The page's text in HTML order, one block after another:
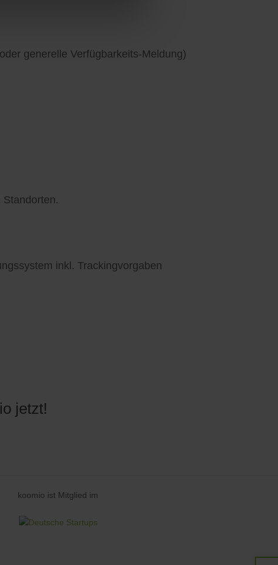
generelle Verfügbarkeits-Meldung)
inkl. Trackingvorgaben
jetzt!
koomio ist Mitglied im